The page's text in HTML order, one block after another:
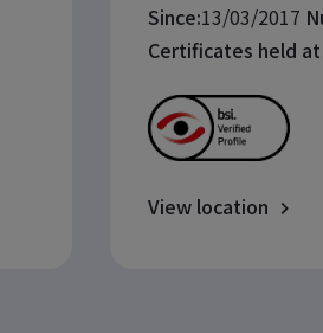
Since:13/03/2017
Certificates held
View location